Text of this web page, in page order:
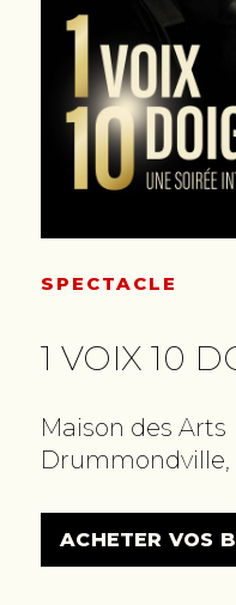
SPECTACLE
1 VOIX 10
Maison des Arts
Drummondville,
ACHETER VOS